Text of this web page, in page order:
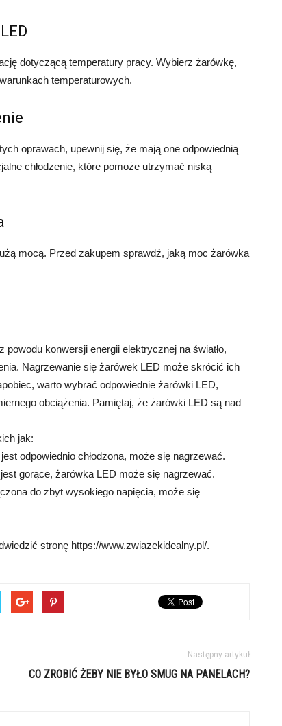
dotyczącą temperatury pracy. Wybierz żarówkę,
temperaturowych.
oprawach, upewnij się, że mają one odpowiednią
chłodzenie, które pomoże utrzymać niską
mocą. Przed zakupem sprawdź, jaką moc żarówka
konwersji energii elektrycznej na światło,
Nagrzewanie się żarówek LED może skrócić ich
warto wybrać odpowiednie żarówki LED,
obciążenia. Pamiętaj, że żarówki LED są nad
jak:
odpowiednio chłodzona, może się nagrzewać.
gorące, żarówka LED może się nagrzewać.
do zbyt wysokiego napięcia, może się
stronę https://www.zwiazekidealny.pl/.
Następny artykuł
CO ZROBIĆ ŻEBY NIE BYŁO SMUG NA PANELACH?